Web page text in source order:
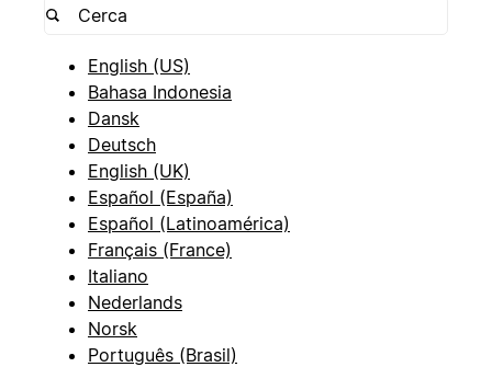
English (US)
Bahasa Indonesia
Dansk
Deutsch
English (UK)
Español (España)
Español (Latinoamérica)
Français (France)
Italiano
Nederlands
Norsk
Português (Brasil)